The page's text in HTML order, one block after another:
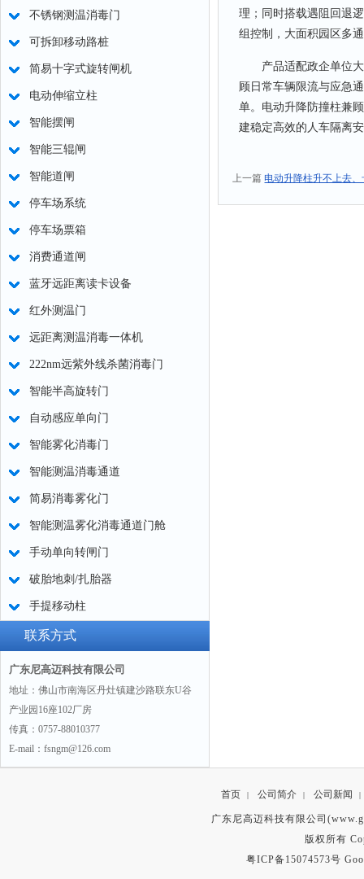
不锈钢测温消毒门
可拆卸移动路桩
简易十字式旋转闸机
电动伸缩立柱
智能摆闸
智能三辊闸
智能道闸
停车场系统
停车场票箱
消费通道闸
蓝牙远距离读卡设备
红外测温门
远距离测温消毒一体机
222nm远紫外线杀菌消毒门
智能半高旋转门
自动感应单向门
智能雾化消毒门
智能测温消毒通道
简易消毒雾化门
智能测温雾化消毒通道门舱
手动单向转闸门
破胎地刺/扎胎器
手提移动柱
联系方式
广东尼高迈科技有限公司
地址：佛山市南海区丹灶镇建沙路联东U谷
产业园16座102厂房
传真：0757-88010377
E-mail：fsngm@126.com
理；同时搭载遇阻回退
组控制，大面积园区多
产品适配政企单位大
顾日常车辆限流与应急
单。电动升降防撞柱兼
建稳定高效的人车隔离
上一篇 电动升降柱升不上去
首页 | 公司简介 | 公司新闻 |
广东尼高迈科技有限公司
版权所有
粤ICP备15074573号